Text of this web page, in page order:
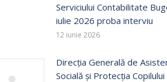
Serviciului Contabilitate
iulie 2026 proba interviu
12 iunie 2026
Direcția Generală de
Socială și Protecția Copilului